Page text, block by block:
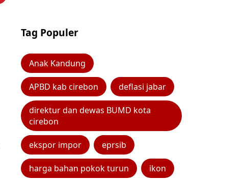
Tag Populer
Anak Kandung
APBD kab cirebon deflasi jabar
direktur dan dewas BUMD kota
cirebon
ekspor impor eprsib
harga bahan pokok turun ikon